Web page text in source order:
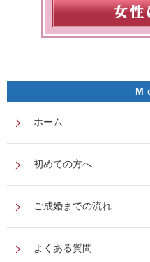
ホーム
初めての方へ
ご成婚までの流れ
よくある質問